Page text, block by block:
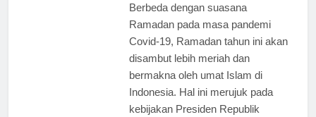
Berbeda dengan suasana
Ramadan pada masa pandemi
Covid-19, Ramadan tahun ini akan
disambut lebih meriah dan
bermakna oleh umat Islam di
Indonesia. Hal ini merujuk pada
kebijakan Presiden Republik